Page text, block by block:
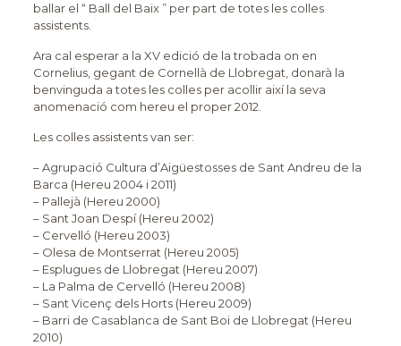
ballar el “ Ball del Baix ” per part de totes les colles
assistents.
Ara cal esperar a la XV edició de la trobada on en
Cornelius, gegant de Cornellà de Llobregat, donarà la
benvinguda a totes les colles per acollir així la seva
anomenació com hereu el proper 2012.
Les colles assistents van ser:
– Agrupació Cultura d’Aigüestosses de Sant Andreu de la
Barca (Hereu 2004 i 2011)
– Pallejà (Hereu 2000)
– Sant Joan Despí (Hereu 2002)
– Cervelló (Hereu 2003)
– Olesa de Montserrat (Hereu 2005)
– Esplugues de Llobregat (Hereu 2007)
– La Palma de Cervelló (Hereu 2008)
– Sant Vicenç dels Horts (Hereu 2009)
– Barri de Casablanca de Sant Boi de Llobregat (Hereu
2010)